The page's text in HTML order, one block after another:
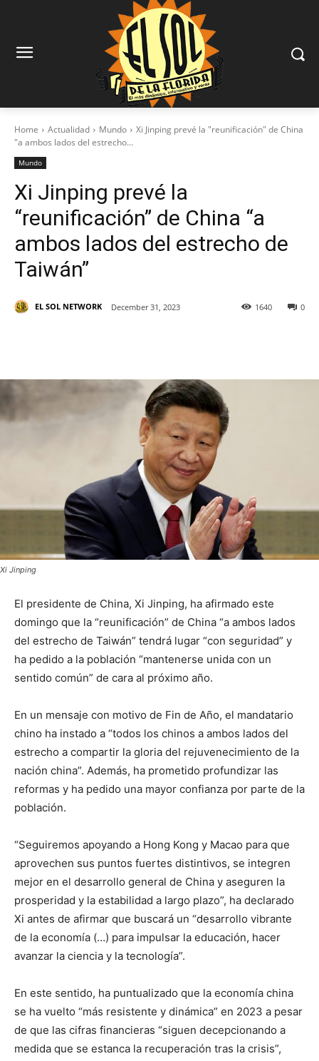
Home Actualidad Mundo
Xi Jinping prevé la "reunificación" de China
"a ambos lados del estrecho...
Mundo
Xi Jinping prevé la
“reunificación” de China “a
ambos lados del estrecho de
Taiwán”
EL SOL NETWORK December 31, 2023 0
1640
Xi Jinping
El presidente de China, Xi Jinping, ha afirmado este
domingo que la “reunificación” de China “a ambos lados
del estrecho de Taiwán” tendrá lugar “con seguridad” y
ha pedido a la población “mantenerse unida con un
sentido común” de cara al próximo año.
En un mensaje con motivo de Fin de Año, el mandatario
chino ha instado a “todos los chinos a ambos lados del
estrecho a compartir la gloria del rejuvenecimiento de la
nación china”. Además, ha prometido profundizar las
reformas y ha pedido una mayor confianza por parte de la
población.
“Seguiremos apoyando a Hong Kong y Macao para que
aprovechen sus puntos fuertes distintivos, se integren
mejor en el desarrollo general de China y aseguren la
prosperidad y la estabilidad a largo plazo”, ha declarado
Xi antes de afirmar que buscará un “desarrollo vibrante
de la economía (…) para impulsar la educación, hacer
avanzar la ciencia y la tecnología”.
En este sentido, ha puntualizado que la economía china
se ha vuelto “más resistente y dinámica” en 2023 a pesar
de que las cifras financieras “siguen decepcionando a
medida que se estanca la recuperación tras la crisis”,